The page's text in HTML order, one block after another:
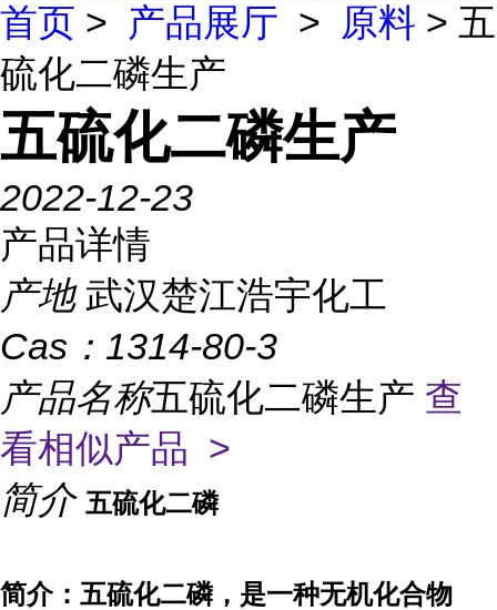
首页 > 产品展厅 > 原料 > 五
硫化二磷生产
五硫化二磷生产
2022-12-23
产品详情
产地 武汉楚江浩宇化工
Cas： 1314-80-3
产品名称五硫化二磷生产 查
看相似产品 >
简介 五硫化二磷
简介：五硫化二磷，是一种无机化合物